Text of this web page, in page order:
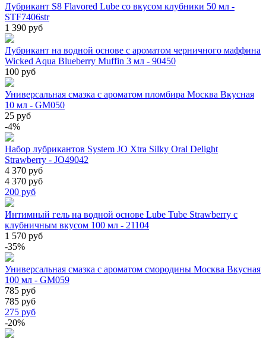
Лубрикант S8 Flavored Lube со вкусом клубники 50 мл -
STF7406str
1 390 руб
Лубрикант на водной основе с ароматом черничного маффина
Wicked Aqua Blueberry Muffin 3 мл - 90450
100 руб
Универсальная смазка с ароматом пломбира Москва Вкусная
10 мл - GM050
25 руб
-4%
Набор лубрикантов System JO Xtra Silky Oral Delight
Strawberry - JO49042
4 370 руб
4 370 руб
200 руб
Интимный гель на водной основе Lube Tube Strawberry с
клубничным вкусом 100 мл - 21104
1 570 руб
-35%
Универсальная смазка с ароматом смородины Москва Вкусная
100 мл - GM059
785 руб
785 руб
275 руб
-20%